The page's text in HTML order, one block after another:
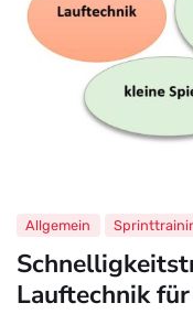
Lauftechnik
Allgemein